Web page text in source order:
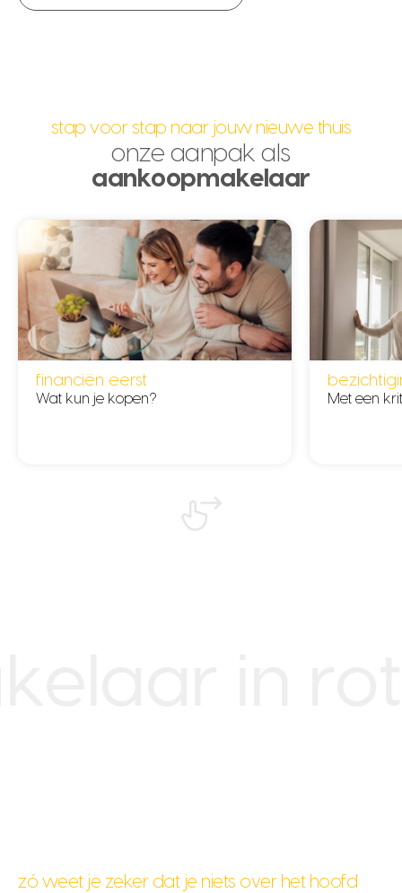
stap voor stap naar jouw nieuwe thuis
onze aanpak als
aankoopmakelaar
financiën eerst
Wat kun je kopen? Met een
zó weet je zeker dat je niets over het hoofd